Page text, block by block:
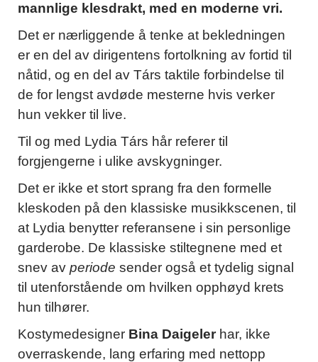
mannlige klesdrakt, med en moderne vri.
Det er nærliggende å tenke at bekledningen
er en del av dirigentens fortolkning av fortid til
nåtid, og en del av Társ taktile forbindelse til
de for lengst avdøde mesterne hvis verker
hun vekker til live.
Til og med Lydia Társ hår referer til
forgjengerne i ulike avskygninger.
Det er ikke et stort sprang fra den formelle
kleskoden på den klassiske musikkscenen, til
at Lydia benytter referansene i sin personlige
garderobe. De klassiske stiltegnene med et
snev av periode sender også et tydelig signal
til utenforstående om hvilken opphøyd krets
hun tilhører.
Kostymedesigner Bina Daigelerhar, ikke
overraskende, lang erfaring med nettopp